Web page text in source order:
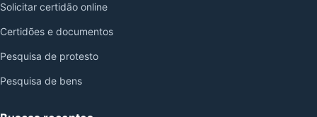
Solicitar certidão online
Certidões e documentos
Pesquisa de protesto
Pesquisa de bens